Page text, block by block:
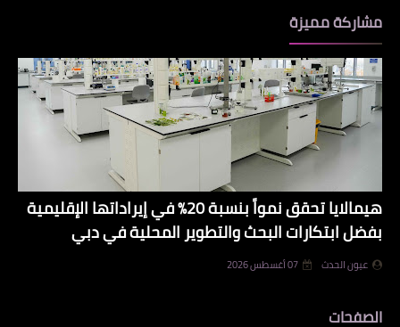
مشاركة مميزة
هيمالايا تحقق نمواً بنسبة 20% في إيراداتها الإقليمية
بفضل ابتكارات البحث والتطوير المحلية في دبي
عيون الحدث 07 أغسطس 2026
الصفحات